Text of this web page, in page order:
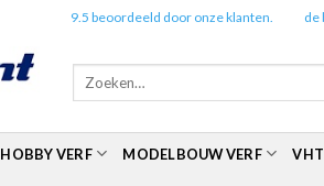
9.5 beoordeeld door onze klanten. de
Zoeken
HOBBY VERF MODELBOUW VERF VHT